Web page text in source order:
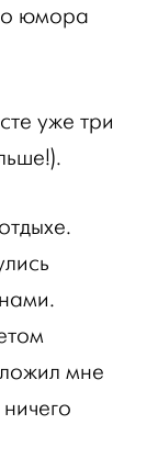
юмора
уже три
мне